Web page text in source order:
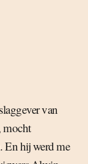
van
mocht
En hij werd me